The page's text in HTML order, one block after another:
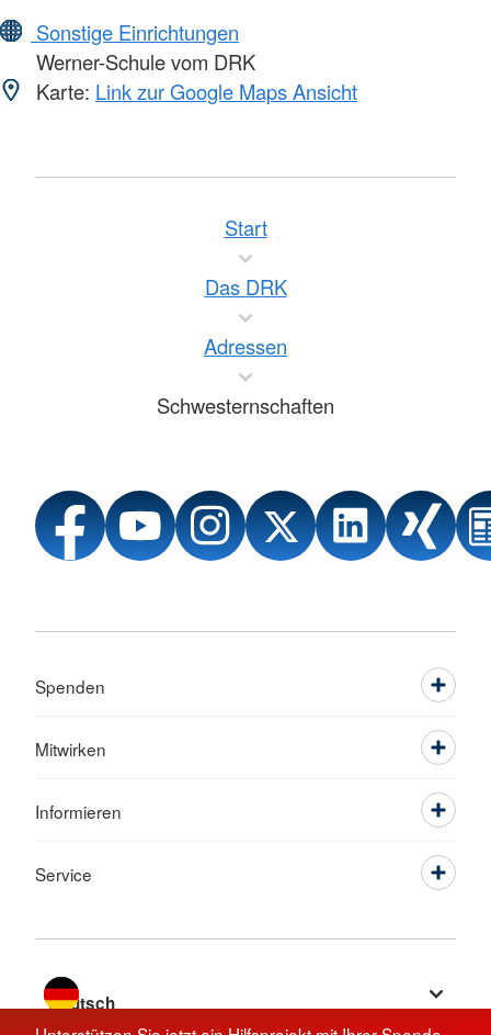
Sonstige Einrichtungen
Werner-Schule vom DRK
Karte: Link zur Google Maps Ansicht
Start
Das DRK
Adressen
Schwesternschaften
Spenden
Mitwirken
Informieren
Service
Sprache wechseln zu